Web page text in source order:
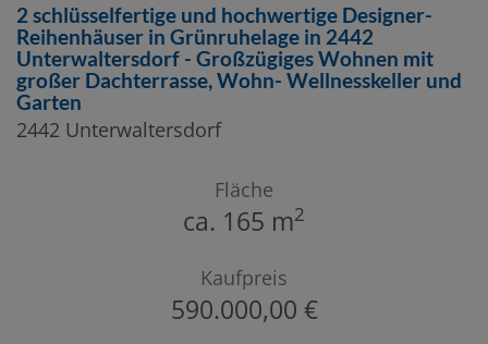
2 schlüsselfertige und hochwertige Designer-
Reihenhäuser in Grünruhelage in 2442
Unterwaltersdorf - Großzügiges Wohnen mit
großer Dachterrasse, Wohn- Wellnesskeller und
Garten
2442 Unterwaltersdorf
Fläche
ca. 165 m2
Kaufpreis
590.000,00 €